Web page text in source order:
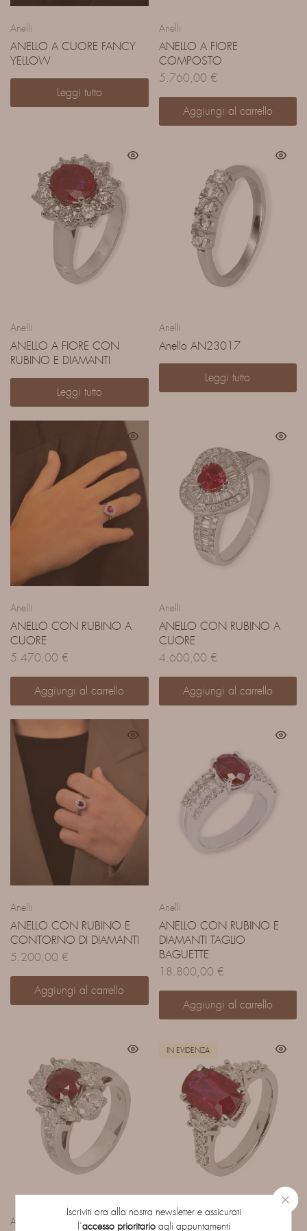
Anelli
ANELLO A CUORE FANCY
YELLOW
Leggi tutto
Anelli
ANELLO A FIORE
COMPOSTO
5.760,00 €
Aggiungi al carrello
Anelli
ANELLO A FIORE CON
RUBINO E DIAMANTI
Leggi tutto
Anelli
Anello AN23017
Leggi tutto
Anelli
ANELLO CON RUBINO A
CUORE
5.470,00 €
Aggiungi al carrello
Anelli
ANELLO CON RUBINO A
CUORE
4.600,00 €
Aggiungi al carrello
Anelli
ANELLO CON RUBINO E
CONTORNO DI DIAMANTI
5.200,00 €
Aggiungi al carrello
Anelli
ANELLO CON RUBINO E
DIAMANTI TAGLIO
BAGUETTE
18.800,00 €
Aggiungi al carrello
Anelli
IN EVIDENZA
Anelli
Iscriviti ora alla nostra newsletter e assicurati
l’accesso prioritarioagli appuntamenti